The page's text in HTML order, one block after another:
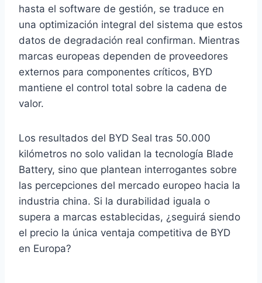
hasta el software de gestión, se traduce en
una optimización integral del sistema que estos
datos de degradación real confirman. Mientras
marcas europeas dependen de proveedores
externos para componentes críticos, BYD
mantiene el control total sobre la cadena de
valor.
Los resultados del BYD Seal tras 50.000
kilómetros no solo validan la tecnología Blade
Battery, sino que plantean interrogantes sobre
las percepciones del mercado europeo hacia la
industria china. Si la durabilidad iguala o
supera a marcas establecidas, ¿seguirá siendo
el precio la única ventaja competitiva de BYD
en Europa?